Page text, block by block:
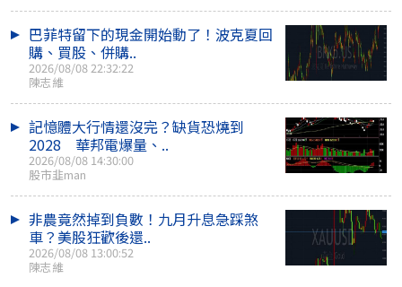
巴菲特留下的現金開始動了！波克夏回
購、買股、併購..
2026/08/08 22:32:22
陳志維
記憶體大行情還沒完？缺貨恐燒到
2028 華邦電爆量、..
2026/08/08 14:30:00
股市韭man
非農竟然掉到負數！九月升息急踩煞
車？美股狂歡後還..
2026/08/08 13:00:52
陳志維